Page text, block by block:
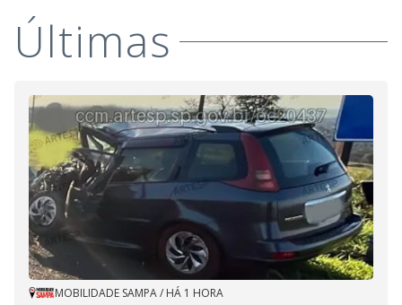
i
d
e
o
Últimas
MOBILIDADE SAMPA/ HÁ 1 HORA